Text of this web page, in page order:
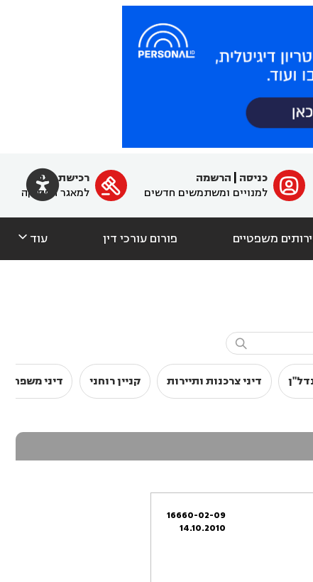
 ﱐ כניסה
הרשמה
למנויים ומשתמשים חדשים

רכישת מנוי
למאגר הפסיקה
משפטיים פורום עורכי דין עוד 

דיני צרכנות ותיירות קניין רוחני דיני משפחה
16660-02-09
14.10.2010